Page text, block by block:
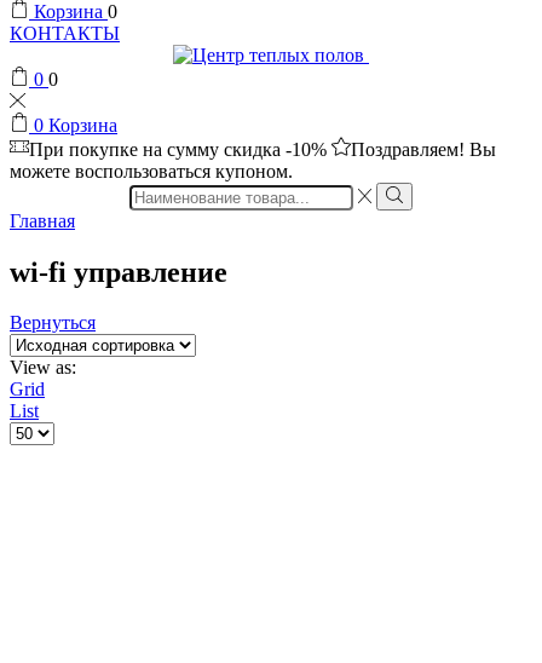
Корзина 0
КОНТАКТЫ
0 0
0 Корзина
При покупке на сумму скидка -10%
Поздравляем! Вы
можете воспользоваться купоном.
Search
input
Главная
wi-fi управление
Вернуться
View as:
Grid
List